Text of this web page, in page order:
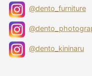
@dento_furniture
@dento_kininaru